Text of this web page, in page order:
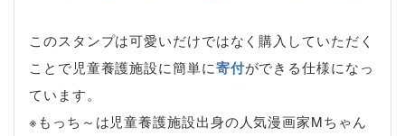
このスタンプは可愛いだけではなく購入していただく
ことで児童養護施設に簡単に寄付ができる仕様になっ
ています。
※ もっち～は児童養護施設出身の人気漫画家Mちゃん